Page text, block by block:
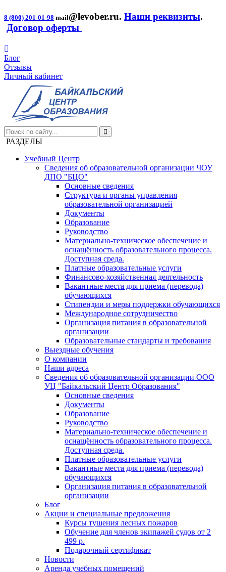
8 (800) 201-01-98 mail@levober.ru. Наши реквизиты.
Договор оферты
Блог
Отзывы
Личный кабинет
РАЗДЕЛЫ
Учебный Центр
Сведения об образовательной организации ЧОУ
ДПО "БЦО"
Основные сведения
Структура и органы управления
образовательной организацией
Документы
Образование
Руководство
Материально-техническое обеспечение и
оснащённость образовательного процесса.
Доступная среда.
Платные образовательные услуги
Финансово-хозяйственная деятельность
Вакантные места для приема (перевода)
обучающихся
Стипендии и меры поддержки обучающихся
Международное сотрудничество
Организация питания в образовательной
организации
Образовательные стандарты и требования
Выездные обучения
О компании
Наши адреса
Сведения об образовательной организации ООО
УЦ "Байкальский Центр Образования"
Основные сведения
Документы
Образование
Руководство
Материально-техническое обеспечение и
оснащённость образовательного процесса.
Доступная среда.
Платные образовательные услуги
Вакантные места для приема (перевода)
обучающихся
Организация питания в образовательной
организации
Блог
Акции и специальные предложения
Курсы тушения лесных пожаров
Обучение для членов экипажей судов от 2
499 р.
Подарочный сертификат
Новости
Аренда учебных помещений